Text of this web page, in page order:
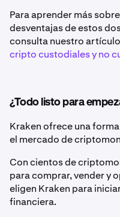
Para aprender más
desventajas de estos
consulta nuestro artículo
cripto custodiales y no
¿Todo listo para
Kraken ofrece una
el mercado de
Con cientos de
para comprar, vender y
eligen Kraken para
financiera.